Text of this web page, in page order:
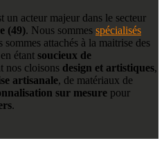
un acteur majeur dans le secteur
(49). Nous sommes spécialisés
sommes attachés à la maitrise des
étant soucieux de
nos cloisons design et artistiques,
artisanale, de matériaux de
sur mesure pour
.